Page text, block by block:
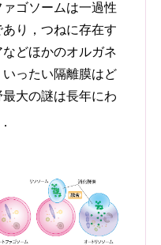
ゴソームは一過性
り，つねに存在す
どほかのオルガネ
ったい隔離膜はど
大の謎は長年にわ
．